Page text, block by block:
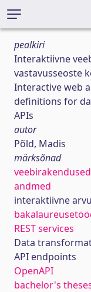
pealkiri
Interaktiivne
vastavusseoste
Interactive web
definitions for
APIs
autor
Põld, Madis
märksõnad
veebirakendused
andmed
interaktiivne
REST services
Data
API endpoints
OpenAPI
bachelor's